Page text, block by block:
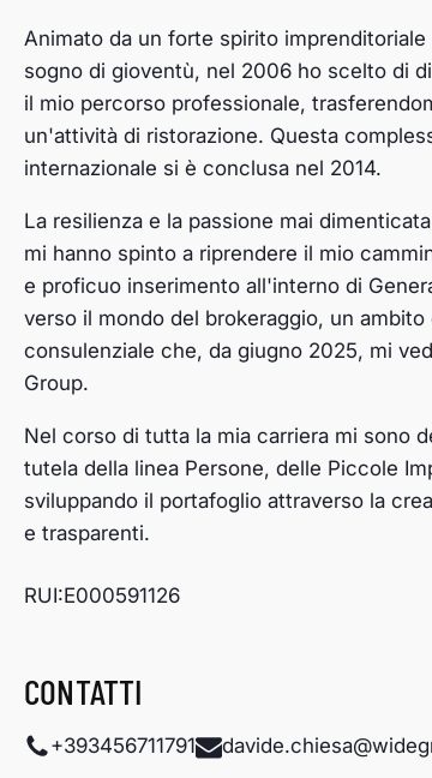
Animato da un forte spirito
sogno di gioventù, nel 2006 ho scelto di
il mio percorso professionale,
un'attività di ristorazione. Questa
internazionale si è conclusa nel 2014.
La resilienza e la passione mai
mi hanno spinto a riprendere il mio
e proficuo inserimento all'interno di
verso il mondo del brokeraggio, un
consulenziale che, da giugno 2025, mi
Group.
Nel corso di tutta la mia carriera mi sono
tutela della linea Persone, delle Piccole
sviluppando il portafoglio attraverso la
e trasparenti.
RUI:E000591126
CONTATTI
+393456711791